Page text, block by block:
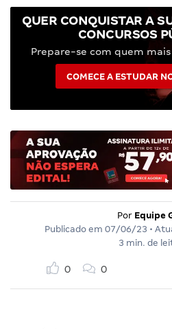
QUER CONQUISTAR A
CONCURSOS
Prepare-se com quem
COMECE A ESTUDAR
Por Equipe
Publicado em 07/06/23 •
3 min. de
0 0